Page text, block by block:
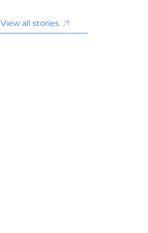
View all stories